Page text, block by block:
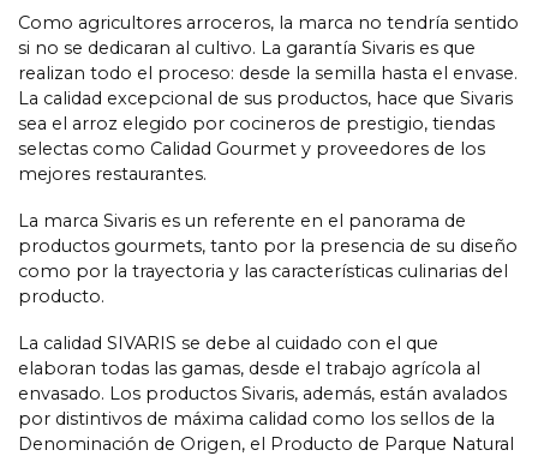
Como agricultores arroceros, la marca no tendría sentido
si no se dedicaran al cultivo. La garantía Sivaris es que
realizan todo el proceso: desde la semilla hasta el envase.
La calidad excepcional de sus productos, hace que Sivaris
sea el arroz elegido por cocineros de prestigio, tiendas
selectas como Calidad Gourmet y proveedores de los
mejores restaurantes.
La marca Sivaris es un referente en el panorama de
productos gourmets, tanto por la presencia de su diseño
como por la trayectoria y las características culinarias del
producto.
La calidad SIVARIS se debe al cuidado con el que
elaboran todas las gamas, desde el trabajo agrícola al
envasado. Los productos Sivaris, además, están avalados
por distintivos de máxima calidad como los sellos de la
Denominación de Origen, el Producto de Parque Natural